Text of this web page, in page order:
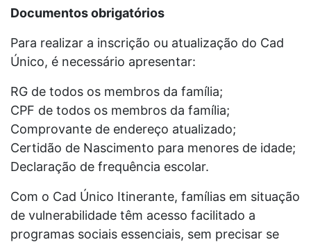
Documentos obrigatórios
Para realizar a inscrição ou atualização do Cad
Único, é necessário apresentar:
RG de todos os membros da família;
CPF de todos os membros da família;
Comprovante de endereço atualizado;
Certidão de Nascimento para menores de idade;
Declaração de frequência escolar.
Com o Cad Único Itinerante, famílias em situação
de vulnerabilidade têm acesso facilitado a
programas sociais essenciais, sem precisar se